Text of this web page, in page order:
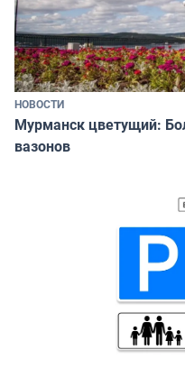
НОВОСТИ
Мурманск цветущий:
вазонов